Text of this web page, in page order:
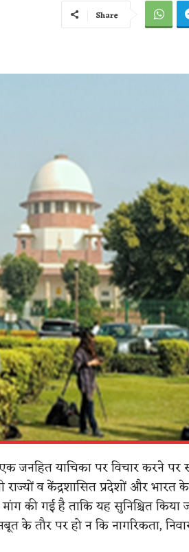
Share
जनहित याचिका पर विचार करने
राज्यों व केंद्रशासित प्रदेशों और
की गई है ताकियह सुनिश्चित
के तौर पर हो न कि नागरिकता,